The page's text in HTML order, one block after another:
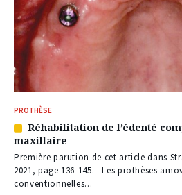
PROTHÈSE
Article
réservé
à
nos
abonnés
Réhabilitation de l’édenté
maxillaire
Première parution de cet article dans
2021, page 136-145. Les prothèses
conventionnelles...